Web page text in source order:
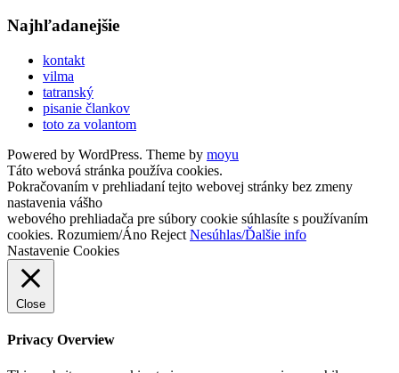
Najhľadanejšie
kontakt
vilma
tatranský
pisanie člankov
toto za volantom
Powered by WordPress. Theme by moyu
Táto webová stránka používa cookies.
Pokračovaním v prehliadaní tejto webovej stránky bez zmeny
nastavenia vášho
webového prehliadača pre súbory cookie súhlasíte s používaním
cookies. Rozumiem/Áno Reject Nesúhlas/Ďalšie info
Nastavenie Cookies
Close
Privacy Overview